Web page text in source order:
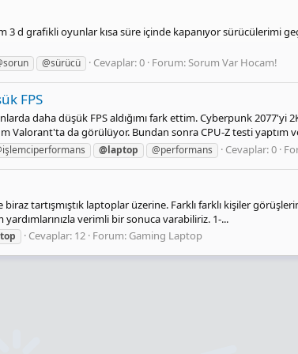
3 d grafikli oyunlar kısa süre içinde kapanıyor sürücülerimi
@sürücü Cevaplar: 0 Forum:Sorum Var Hocam!
FPS
daha düşük FPS aldığımı fark ettim. Cyberpunk
Valorant'ta da görülüyor. Bundan sonra CPU-Z testi yaptım
@laptop @performans Cevaplar: 0
biraz tartışmıştık laptoplar üzerine. Farklı farklı kişiler
verimli bir sonuca varabiliriz. 1-...
Cevaplar: 12 Forum: Gaming Laptop